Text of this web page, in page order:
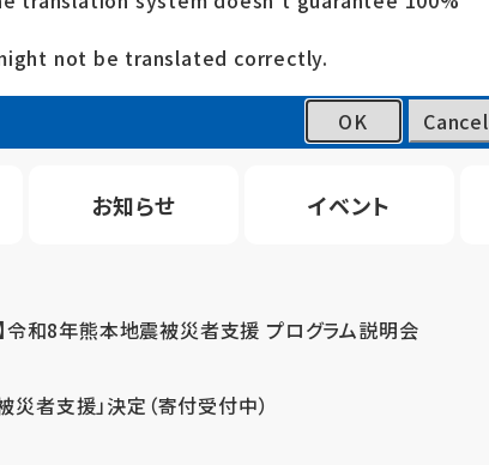
お知らせ イベント
】令和8年熊本地震被災者支援 プログラム説明会
者支援」決定（寄付受付中）
not be translated correctly.
OK Cancel